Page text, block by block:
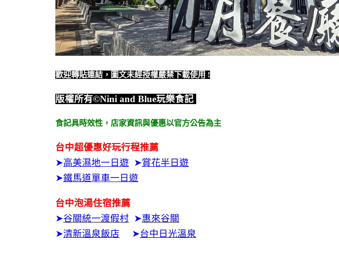
歡迎轉貼連結，圖文未經授權嚴禁下載使用 !
版權所有©Nini and Blue玩樂食記
食記具時效性， 店家資訊與優惠以官方公告為主
台中超優惠好玩行程推薦
➤高美濕地一日遊 ➤賞花半日遊
➤鐵馬道單車一日遊
台中泡湯住宿推薦
➤谷關統一渡假村 ➤惠來谷關
➤清新溫泉飯店 ➤台中日光溫泉